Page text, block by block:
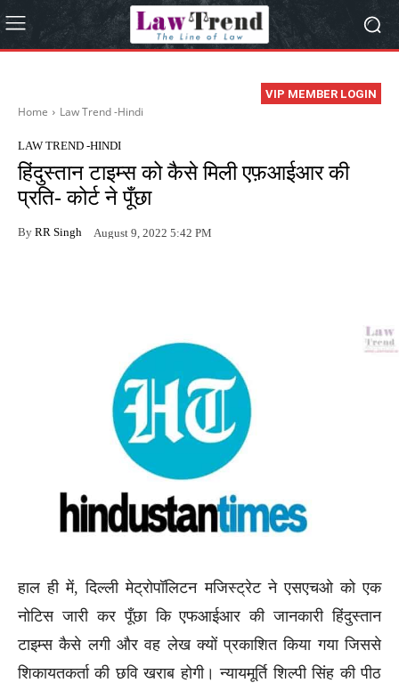
VIP MEMBER LOGIN
Home Law Trend -Hindi
LAW TREND -HINDI
हिंदुस्तान टाइम्स को कैसे मिली एफ़आईआर की
प्रति- कोर्ट ने पूँछा
By RR Singh August 9, 2022 5:42 PM
हाल ही में, दिल्ली मेट्रोपॉलिटन मजिस्ट्रेट ने एसएचओ को एक
नोटिस जारी कर पूँछा कि एफआईआर की जानकारी हिंदुस्तान
टाइम्स कैसे लगी और वह लेख क्यों प्रकाशित किया गया जिससे
शिकायतकर्ता की छवि खराब होगी। न्यायमूर्ति शिल्पी सिंह की पीठ